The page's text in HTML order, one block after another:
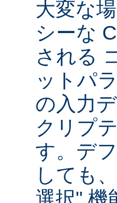
大変な
シーな
される
ットパ
の入力
クリプ
す。デ
しても
選択" 機